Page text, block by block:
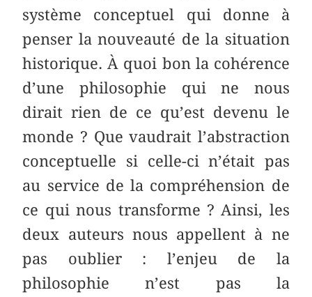
système conceptuel qui donne à
penser la nouveauté de la situation
historique. À quoi bon la cohérence
d’une philosophie qui ne nous
dirait rien de ce qu’est devenu le
monde ? Que vaudrait l’abstraction
conceptuelle si celle-ci n’était pas
au service de la compréhension de
ce qui nous transforme ? Ainsi, les
deux auteurs nous appellent à ne
pas oublier : l’enjeu de la
philosophie n’est pas la